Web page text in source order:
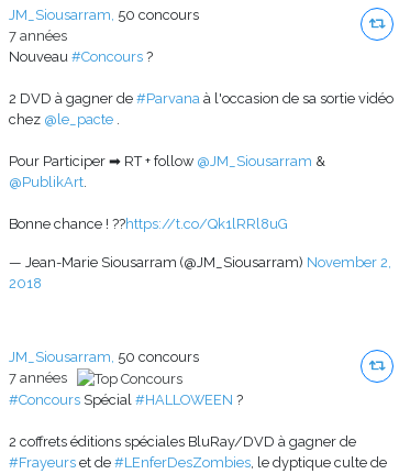
JM_Siousarram, 50 concours
7 années
Nouveau #Concours ?
2 DVD à gagner de #Parvana à l'occasion de sa sortie vidéo
chez @le_pacte .
Pour Participer ➡ RT + follow @JM_Siousarram &
@PublikArt.
Bonne chance ! ??https://t.co/Qk1lRRl8uG
— Jean-Marie Siousarram (@JM_Siousarram) November 2,
2018
JM_Siousarram, 50 concours
7 années
#Concours Spécial #HALLOWEEN ?
2 coffrets éditions spéciales BluRay/DVD à gagner de
#Frayeurs et de #LEnferDesZombies, le dyptique culte de